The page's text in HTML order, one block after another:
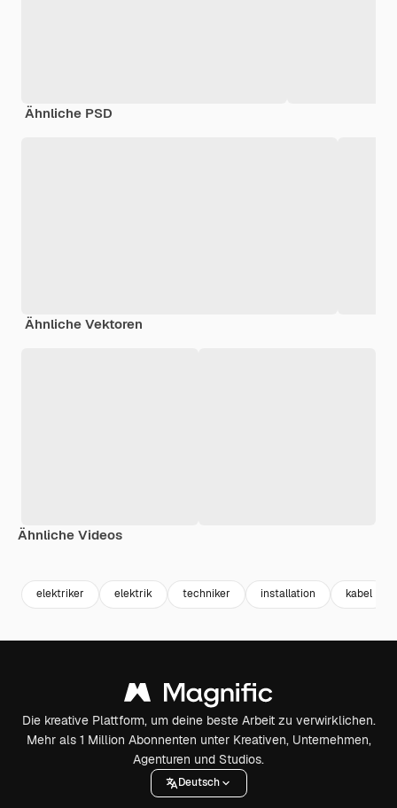
Ähnliche PSD
Ähnliche Vektoren
Ähnliche Videos
elektriker elektrik techniker installation kabel
Die kreative Plattform, um deine beste Arbeit zu verwirklichen.
Mehr als 1 Million Abonnenten unter Kreativen, Unternehmen,
Agenturen und Studios.
Deutsch